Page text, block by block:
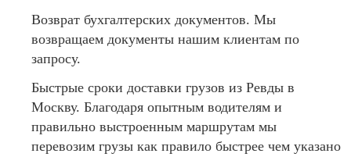
Возврат бухгалтерских документов. Мы
возвращаем документы нашим клиентам по
запросу.
Быстрые сроки доставки грузов из Ревды в
Москву. Благодаря опытным водителям и
правильно выстроенным маршрутам мы
перевозим грузы как правило быстрее чем указано